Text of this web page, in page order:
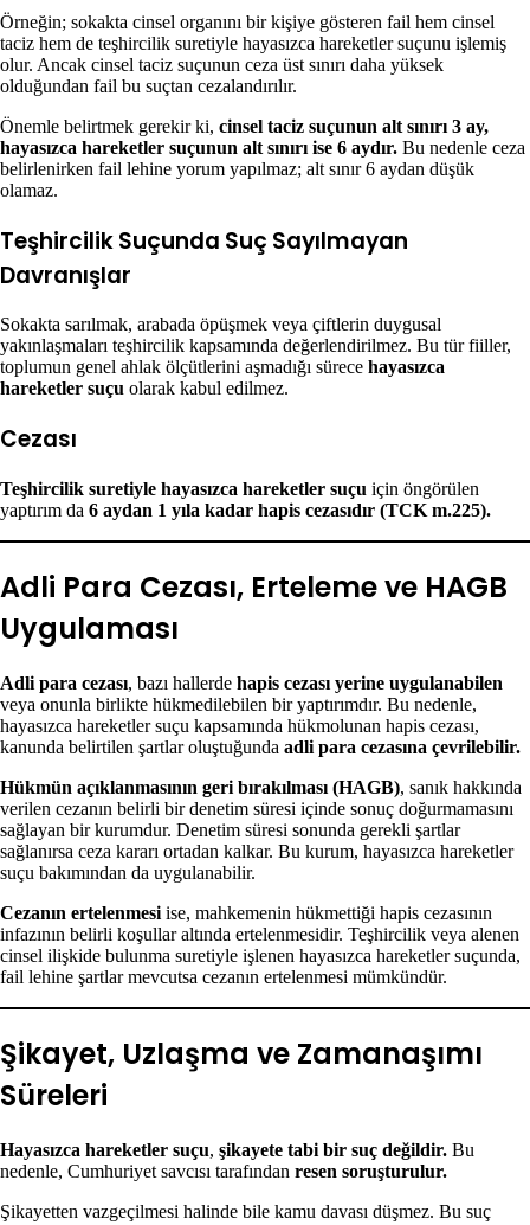
Örneğin; sokakta cinsel organını bir kişiye gösteren fail hem cinsel
taciz hem de teşhircilik suretiyle hayasızca hareketler suçunu işlemiş
olur. Ancak cinsel taciz suçunun ceza üst sınırı daha yüksek
olduğundan fail bu suçtan cezalandırılır.
Önemle belirtmek gerekir ki, cinsel taciz suçunun alt sınırı 3 ay,
hayasızca hareketler suçunun alt sınırı ise 6 aydır. Bu nedenle ceza
belirlenirken fail lehine yorum yapılmaz; alt sınır 6 aydan düşük
olamaz.
Teşhircilik Suçunda Suç Sayılmayan
Davranışlar
Sokakta sarılmak, arabada öpüşmek veya çiftlerin duygusal
yakınlaşmaları teşhircilik kapsamında değerlendirilmez. Bu tür fiiller,
toplumun genel ahlak ölçütlerini aşmadığı sürece hayasızca
hareketler suçu olarak kabul edilmez.
Cezası
Teşhircilik suretiyle hayasızca hareketler suçu için öngörülen
yaptırım da 6 aydan 1 yıla kadar hapis cezasıdır (TCK m.225).
Adli Para Cezası, Erteleme ve HAGB
Uygulaması
Adli para cezası, bazı hallerde hapis cezası yerine uygulanabilen
veya onunla birlikte hükmedilebilen bir yaptırımdır. Bu nedenle,
hayasızca hareketler suçu kapsamında hükmolunan hapis cezası,
kanunda belirtilen şartlar oluştuğunda adli para cezasına çevrilebilir.
Hükmün açıklanmasının geri bırakılması (HAGB), sanık hakkında
verilen cezanın belirli bir denetim süresi içinde sonuç doğurmamasını
sağlayan bir kurumdur. Denetim süresi sonunda gerekli şartlar
sağlanırsa ceza kararı ortadan kalkar. Bu kurum, hayasızca hareketler
suçu bakımından da uygulanabilir.
Cezanın ertelenmesi ise, mahkemenin hükmettiği hapis cezasının
infazının belirli koşullar altında ertelenmesidir. Teşhircilik veya alenen
cinsel ilişkide bulunma suretiyle işlenen hayasızca hareketler suçunda,
fail lehine şartlar mevcutsa cezanın ertelenmesi mümkündür.
Şikayet, Uzlaşma ve Zamanaşımı
Süreleri
Hayasızca hareketler suçu, şikayete tabi bir suç değildir. Bu
nedenle, Cumhuriyet savcısı tarafından resen soruşturulur.
Şikayetten vazgeçilmesi halinde bile kamu davası düşmez. Bu suç